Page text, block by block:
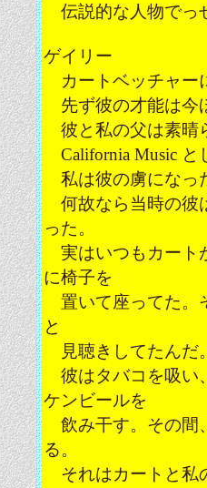
伝説的な人物でっ
ゲイリー
カートベッチャー
先ず彼の才能は今
彼と私の父は素晴
California Music と
私は彼の虜になっ
何故なら当時の彼
った。
実はいつもカート
に椅子を
置いて座ってた。
と
見聴きしてたんだ
彼はタバコを吸い
ケンビールを
飲み干す。その間
る。
それはカートと私